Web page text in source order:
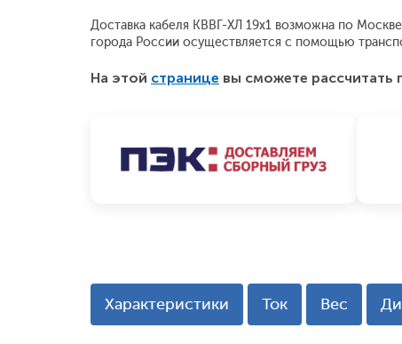
Доставка кабеля КВВГ-ХЛ 19х1 возможна по
города России осуществляется с помощью
На этой странице вы сможете
Характеристики Ток Вес